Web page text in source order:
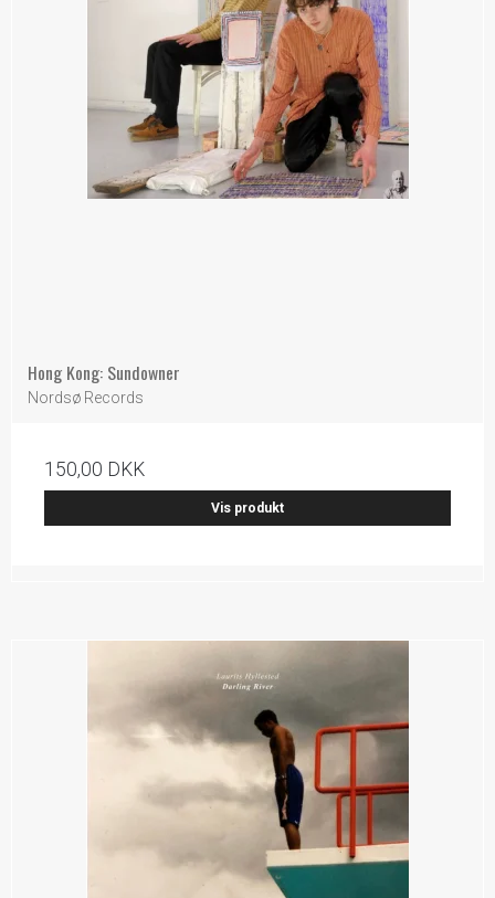
Hong Kong: Sundowner
Nordsø Records
150,00 DKK
Vis produkt